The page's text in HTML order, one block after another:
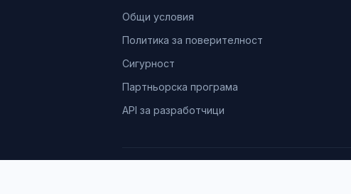
Общи условия
Политика за поверителност
Сигурност
Партньорска програма
API за разработчици